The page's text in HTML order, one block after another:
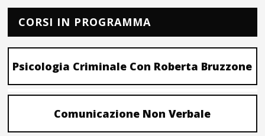
CORSI IN PROGRAMMA
Psicologia Criminale Con Roberta Bruzzone
Comunicazione Non Verbale